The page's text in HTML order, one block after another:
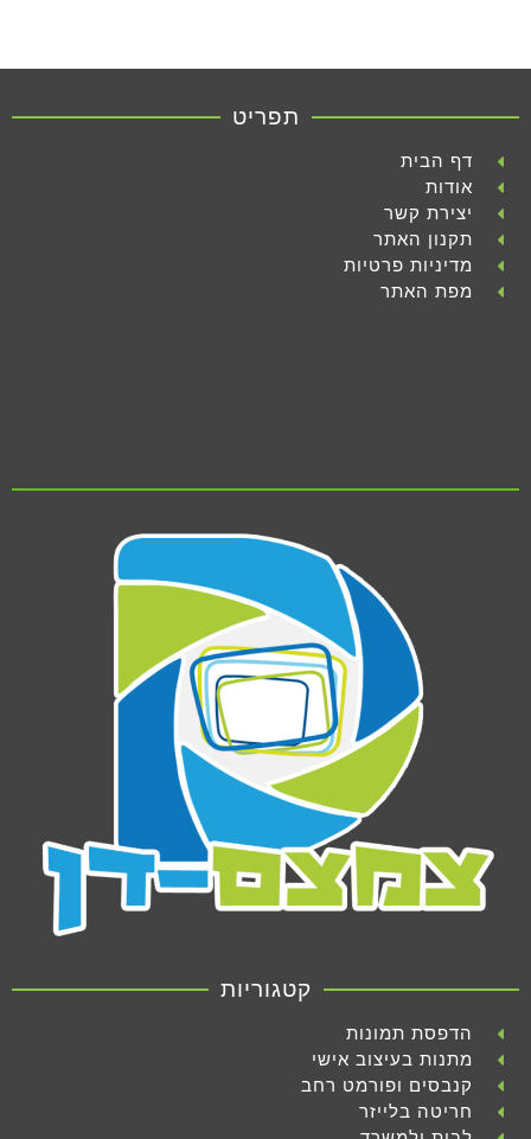
תפריט
דף הבית
אודות
יצירת קשר
תקנון האתר
מדיניות פרטיות
מפת האתר
קטגוריות
הדפסת תמונות
מתנות בעיצוב אישי
קנבסים ופורמט רחב
חריטה בלייזר